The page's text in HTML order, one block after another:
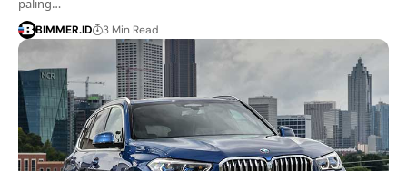
paling…
BIMMER.ID 3 Min Read